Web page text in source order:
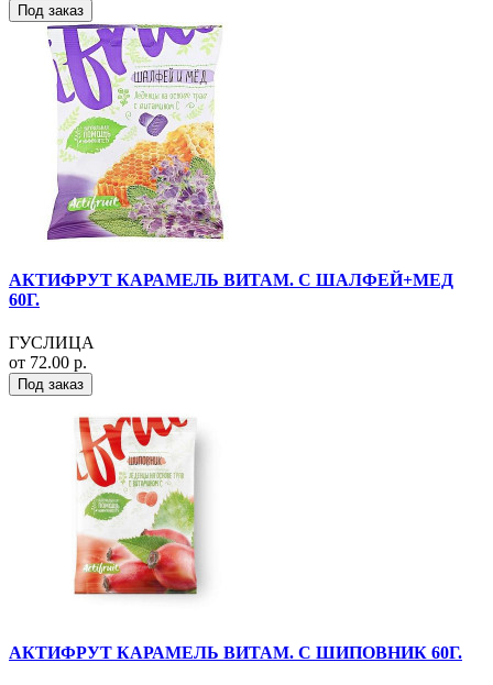
Под заказ
АКТИФРУТ КАРАМЕЛЬ ВИТАМ. С ШАЛФЕЙ+МЕД
60Г.
ГУСЛИЦА
от 72.00 р.
Под заказ
АКТИФРУТ КАРАМЕЛЬ ВИТАМ. С ШИПОВНИК 60Г.